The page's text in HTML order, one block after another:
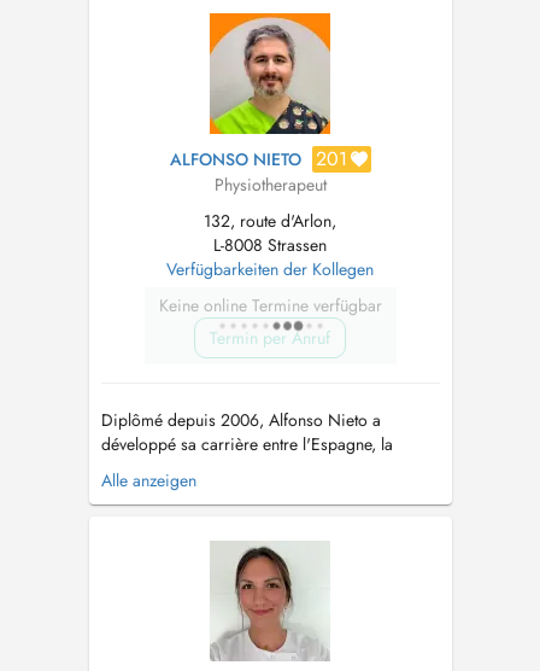
ces deux diplômes extrêmement
complémentaires, elle base ses traitements sur
ALFONSO NIETO 201
Physiotherapeut
132, route d'Arlon,
L-8008 Strassen
Verfügbarkeiten der Kollegen
Keine online Termine verfügbar
Termin per Anruf
Diplômé depuis 2006, Alfonso Nieto a
développé sa carrière entre l'Espagne, la
France et le Luxembourg. Il est aujourd'hui
spécialiste dans le traitement de la posture
troubles de la colonne vertébrale. Il est aussi
compétent dans la prise en charge de tous ...
Alle anzeigen